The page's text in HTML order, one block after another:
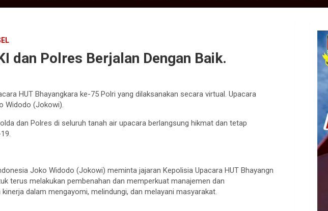
dan Polres Berjalan Dengan Baik.
HUT Bhayangkara ke-75 Polri yang dilaksanakan secara virtual. Upacara
Widodo (Jokowi).
dan Polres di seluruh tanah air upacara berlangsung hikmat dan tetap
Joko Widodo (Jokowi) meminta jajaran Kepolisia Upacara HUT Bhayangn
terus melakukan pembenahan dan memperkuat manajemen dan
dalam mengayomi, melindungi, dan melayani masyarakat.